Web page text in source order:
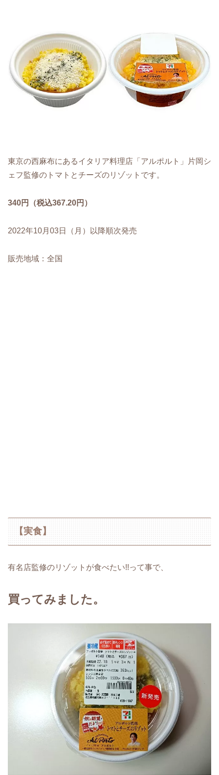
東京の西麻布にあるイタリア料理店「アルポルト」片岡シ
ェフ監修のトマトとチーズのリゾットです。
340円（税込367.20円）
2022年10月03日（月）以降順次発売
販売地域：全国
【実食】
有名店監修のリゾットが食べたい!!って事で、
買ってみました。